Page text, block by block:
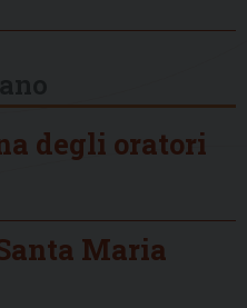
degli oratori
Maria